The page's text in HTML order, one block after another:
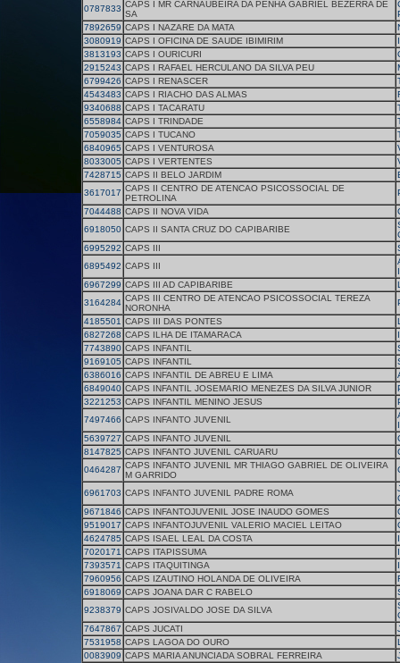
0787833 CAPS I MR CARNAUBEIRA DA PENHA GABRIEL BEZERRA DE
SA
7892659 CAPS I NAZARE DA MATA
3080919 CAPS I OFICINA DE SAUDE IBIMIRIM
3813193 CAPS I OURICURI
2915243 CAPS I RAFAEL HERCULANO DA SILVA PEU
6799426 CAPS I RENASCER
4543483 CAPS I RIACHO DAS ALMAS
9340688 CAPS I TACARATU
6558984 CAPS I TRINDADE
7059035 CAPS I TUCANO
6840965 CAPS I VENTUROSA
8033005 CAPS I VERTENTES
7428715 CAPS II BELO JARDIM
3617017 CAPS II CENTRO DE ATENCAO PSICOSSOCIAL DE
PETROLINA
7044488 CAPS II NOVA VIDA
6918050 CAPS II SANTA CRUZ DO CAPIBARIBE
6995292 CAPS III
6895492 CAPS III
6967299 CAPS III AD CAPIBARIBE
3164284 CAPS III CENTRO DE ATENCAO PSICOSSOCIAL TEREZA
NORONHA
4185501 CAPS III DAS PONTES
6827268 CAPS ILHA DE ITAMARACA
7743890 CAPS INFANTIL
9169105 CAPS INFANTIL
6386016 CAPS INFANTIL DE ABREU E LIMA
6849040 CAPS INFANTIL JOSEMARIO MENEZES DA SILVA JUNIOR
3221253 CAPS INFANTIL MENINO JESUS
7497466 CAPS INFANTO JUVENIL
5639727 CAPS INFANTO JUVENIL
8147825 CAPS INFANTO JUVENIL CARUARU
0464287 CAPS INFANTO JUVENIL MR THIAGO GABRIEL DE OLIVEIRA
M GARRIDO
6961703 CAPS INFANTO JUVENIL PADRE ROMA
9671846 CAPS INFANTOJUVENIL JOSE INAUDO GOMES
9519017 CAPS INFANTOJUVENIL VALERIO MACIEL LEITAO
4624785 CAPS ISAEL LEAL DA COSTA
7020171 CAPS ITAPISSUMA
7393571 CAPS ITAQUITINGA
7960956 CAPS IZAUTINO HOLANDA DE OLIVEIRA
6918069 CAPS JOANA DAR C RABELO
9238379 CAPS JOSIVALDO JOSE DA SILVA
7647867 CAPS JUCATI
7531958 CAPS LAGOA DO OURO
0083909 CAPS MARIA ANUNCIADA SOBRAL FERREIRA